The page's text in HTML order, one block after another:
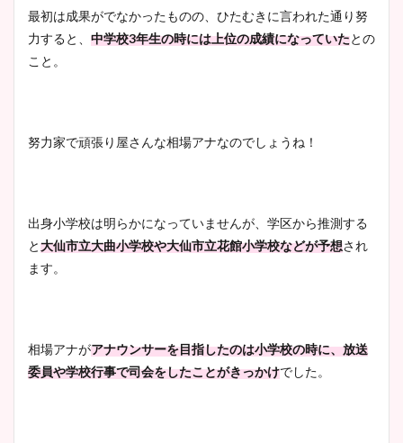
最初は成果がでなかったものの、ひたむきに言われた通り努
力すると、 中学校3年生の時には上位の成績になっていたとの
こと。
努力家で頑張り屋さんな相場アナなのでしょうね！
出身小学校は明らかになっていませんが、学区から推測する
と大仙市立大曲小学校や大仙市立花館小学校などが予想され
ます。
相場アナがアナウンサーを目指したのは小学校の時に、放送
委員や学校行事で司会をしたことがきっかけでした。